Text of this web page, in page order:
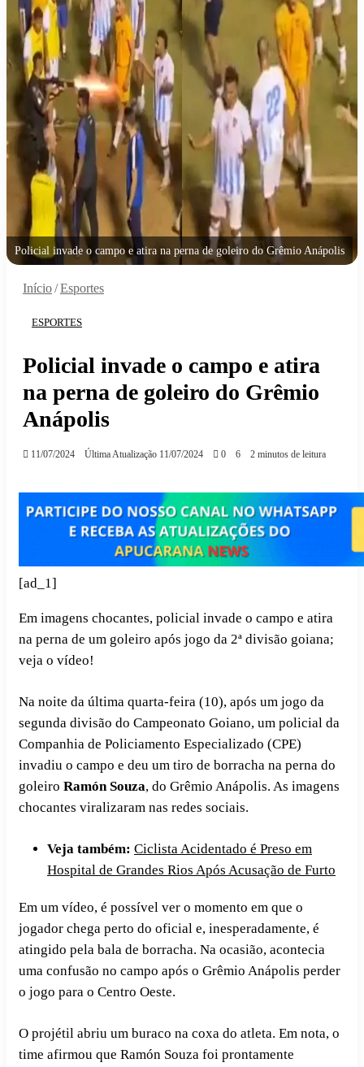
Policial invade o campo e atira na perna de goleiro do Grêmio Anápolis
Início/Esportes
ESPORTES
Policial invade o campo e atira
na perna de goleiro do Grêmio
Anápolis
11/07/2024 Última Atualização 11/07/2024 0 6 2 minutos de leitura
[ad_1]
Em imagens chocantes, policial invade o campo e atira
na perna de um goleiro após jogo da 2ª divisão goiana;
veja o vídeo!
Na noite da última quarta-feira (10), após um jogo da
segunda divisão do Campeonato Goiano, um policial da
Companhia de Policiamento Especializado (CPE)
invadiu o campo e deu um tiro de borracha na perna do
goleiro Ramón Souza, do Grêmio Anápolis. As imagens
chocantes viralizaram nas redes sociais.
Veja também: Ciclista Acidentado é Preso em
Hospital de Grandes Rios Após Acusação de Furto
Em um vídeo, é possível ver o momento em que o
jogador chega perto do oficial e, inesperadamente, é
atingido pela bala de borracha. Na ocasião, acontecia
uma confusão no campo após o Grêmio Anápolis perder
o jogo para o Centro Oeste.
O projétil abriu um buraco na coxa do atleta. Em nota, o
time afirmou que Ramón Souza foi prontamente